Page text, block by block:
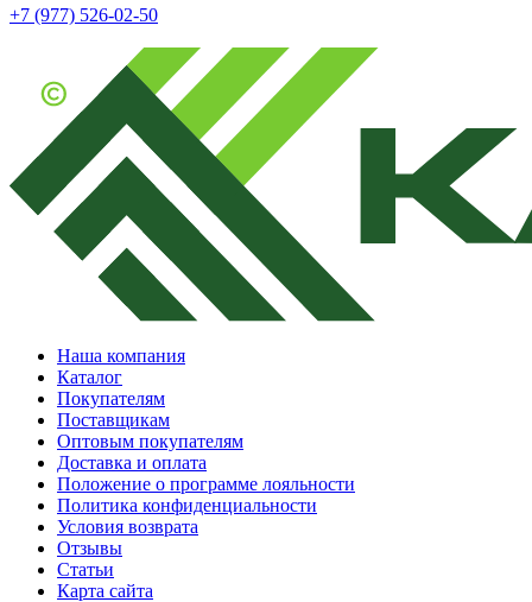
+7 (977) 526-02-50
Наша компания
Каталог
Покупателям
Поставщикам
Оптовым покупателям
Доставка и оплата
Положение о программе лояльности
Политика конфиденциальности
Условия возврата
Отзывы
Статьи
Карта сайта